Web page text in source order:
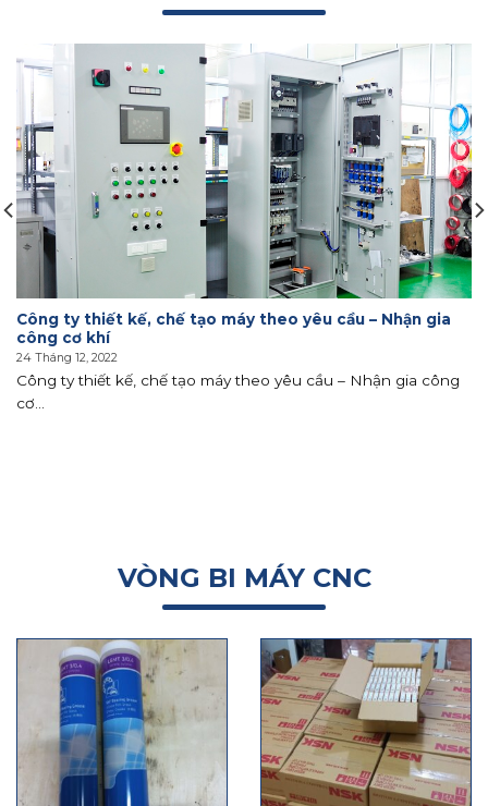
Công ty thiết kế, chế tạo máy theo yêu cầu – Nhận gia
công cơ khí
24 Tháng 12, 2022
Công ty thiết kế, chế tạo máy theo yêu cầu – Nhận gia công
cơ...
VÒNG BI MÁY CNC